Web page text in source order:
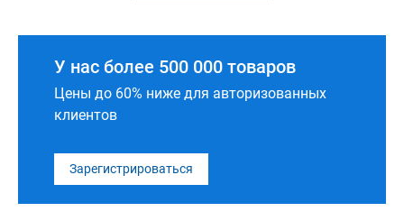
У нас более 500 000 товаров
Цены до 60% ниже для авторизованных
клиентов
Зарегистрироваться